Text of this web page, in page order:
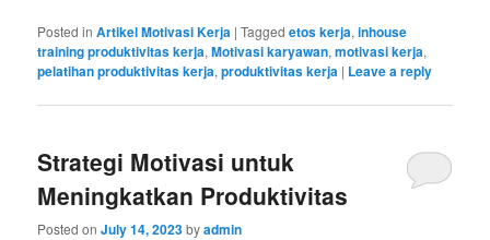
Posted in Artikel Motivasi Kerja |Tagged etos kerja,inhouse
training produktivitas kerja,Motivasi karyawan,motivasi kerja,
pelatihan produktivitas kerja,produktivitas kerja | Leave a reply
Strategi Motivasi untuk
Meningkatkan Produktivitas
Posted onJuly 14, 2023byadmin